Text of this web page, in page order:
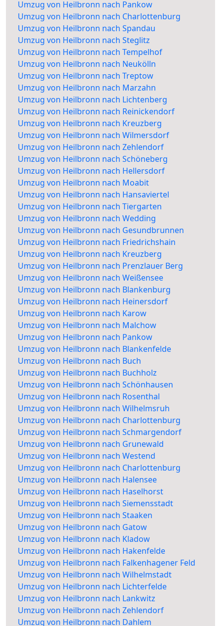
Umzug von Heilbronn nach Pankow
Umzug von Heilbronn nach Charlottenburg
Umzug von Heilbronn nach Spandau
Umzug von Heilbronn nach Steglitz
Umzug von Heilbronn nach Tempelhof
Umzug von Heilbronn nach Neukölln
Umzug von Heilbronn nach Treptow
Umzug von Heilbronn nach Marzahn
Umzug von Heilbronn nach Lichtenberg
Umzug von Heilbronn nach Reinickendorf
Umzug von Heilbronn nach Kreuzberg
Umzug von Heilbronn nach Wilmersdorf
Umzug von Heilbronn nach Zehlendorf
Umzug von Heilbronn nach Schöneberg
Umzug von Heilbronn nach Hellersdorf
Umzug von Heilbronn nach Moabit
Umzug von Heilbronn nach Hansaviertel
Umzug von Heilbronn nach Tiergarten
Umzug von Heilbronn nach Wedding
Umzug von Heilbronn nach Gesundbrunnen
Umzug von Heilbronn nach Friedrichshain
Umzug von Heilbronn nach Kreuzberg
Umzug von Heilbronn nach Prenzlauer Berg
Umzug von Heilbronn nach Weißensee
Umzug von Heilbronn nach Blankenburg
Umzug von Heilbronn nach Heinersdorf
Umzug von Heilbronn nach Karow
Umzug von Heilbronn nach Malchow
Umzug von Heilbronn nach Pankow
Umzug von Heilbronn nach Blankenfelde
Umzug von Heilbronn nach Buch
Umzug von Heilbronn nach Buchholz
Umzug von Heilbronn nach Schönhausen
Umzug von Heilbronn nach Rosenthal
Umzug von Heilbronn nach Wilhelmsruh
Umzug von Heilbronn nach Charlottenburg
Umzug von Heilbronn nach Schmargendorf
Umzug von Heilbronn nach Grunewald
Umzug von Heilbronn nach Westend
Umzug von Heilbronn nach Charlottenburg
Umzug von Heilbronn nach Halensee
Umzug von Heilbronn nach Haselhorst
Umzug von Heilbronn nach Siemensstadt
Umzug von Heilbronn nach Staaken
Umzug von Heilbronn nach Gatow
Umzug von Heilbronn nach Kladow
Umzug von Heilbronn nach Hakenfelde
Umzug von Heilbronn nach Falkenhagener Feld
Umzug von Heilbronn nach Wilhelmstadt
Umzug von Heilbronn nach Lichterfelde
Umzug von Heilbronn nach Lankwitz
Umzug von Heilbronn nach Zehlendorf
Umzug von Heilbronn nach Dahlem